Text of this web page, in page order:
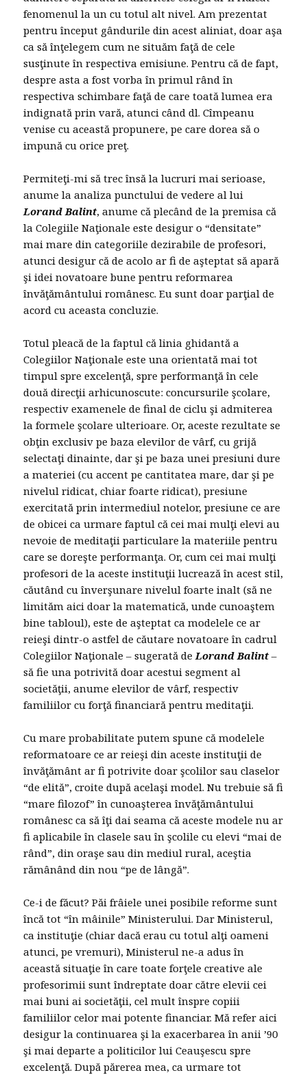
fenomenul la un cu totul alt nivel. Am prezentat
pentru început gândurile din acest aliniat, doar aşa
ca să înţelegem cum ne situăm faţă de cele
susţinute în respectiva emisiune. Pentru că de fapt,
despre asta a fost vorba în primul rând în
respectiva schimbare faţă de care toată lumea era
indignată prin vară, atunci când dl. Cîmpeanu
venise cu această propunere, pe care dorea să o
impună cu orice preţ.
Permiteţi-mi să trec însă la lucruri mai serioase,
anume la analiza punctului de vedere al lui
Lorand Balint, anume că plecând de la premisa că
la Colegiile Naţionale este desigur o “densitate”
mai mare din categoriile dezirabile de profesori,
atunci desigur că de acolo ar fi de aşteptat să apară
şi idei novatoare bune pentru reformarea
învăţământului românesc. Eu sunt doar parţial de
acord cu aceasta concluzie.
Totul pleacă de la faptul că linia ghidantă a
Colegiilor Naţionale este una orientată mai tot
timpul spre excelenţă, spre performanţă în cele
două direcţii arhicunoscute: concursurile şcolare,
respectiv examenele de final de ciclu şi admiterea
la formele şcolare ulterioare. Or, aceste rezultate se
obţin exclusiv pe baza elevilor de vârf, cu grijă
selectaţi dinainte, dar şi pe baza unei presiuni dure
a materiei (cu accent pe cantitatea mare, dar şi pe
nivelul ridicat, chiar foarte ridicat), presiune
exercitată prin intermediul notelor, presiune ce are
de obicei ca urmare faptul că cei mai mulţi elevi au
nevoie de meditaţii particulare la materiile pentru
care se doreşte performanţa. Or, cum cei mai mulţi
profesori de la aceste instituţii lucrează în acest stil,
căutând cu înverşunare nivelul foarte inalt (să ne
limităm aici doar la matematică, unde cunoaştem
bine tabloul), este de aşteptat ca modelele ce ar
reieşi dintr-o astfel de căutare novatoare în cadrul
Colegiilor Naţionale – sugerată deLorand Balint–
să fie una potrivită doar acestui segment al
societăţii, anume elevilor de vârf, respectiv
familiilor cu forţă financiară pentru meditaţii.
Cu mare probabilitate putem spune că modelele
reformatoare ce ar reieşi din aceste instituţii de
învăţământ ar fi potrivite doar şcolilor sau claselor
“de elită”, croite după acelaşi model. Nu trebuie să fi
“mare filozof” în cunoaşterea învăţământului
românesc ca să îţi dai seama că aceste modele nu ar
fi aplicabile în clasele sau în şcolile cu elevi “mai de
rând”, din oraşe sau din mediul rural, aceştia
rămânând din nou “pe de lângă”.
Ce-i de făcut? Păi frâiele unei posibile reforme sunt
încă tot “în mâinile” Ministerului. Dar Ministerul,
ca instituţie (chiar dacă erau cu totul alţi oameni
atunci, pe vremuri), Ministerul ne-a adus în
această situaţie în care toate forţele creative ale
profesorimii sunt îndreptate doar către elevii cei
mai buni ai societăţii, cel mult înspre copiii
familiilor celor mai potente financiar. Mă refer aici
desigur la continuarea şi la exacerbarea în anii ’90
şi mai departe a politicilor lui Ceauşescu spre
excelenţă. După părerea mea, ca urmare tot